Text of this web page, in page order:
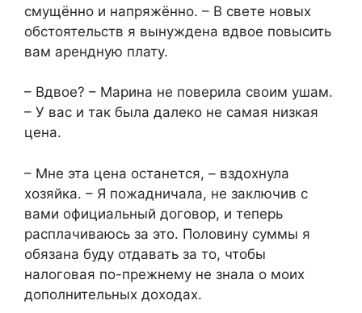
смущённо и напряжённо. – В свете новых
обстоятельств я вынуждена вдвое повысить
вам арендную плату.
– Вдвое? – Марина не поверила своим ушам.
– У вас и так была далеко не самая низкая
цена.
– Мне эта цена останется, – вздохнула
хозяйка. – Я пожадничала, не заключив с
вами официальный договор, и теперь
расплачиваюсь за это. Половину суммы я
обязана буду отдавать за то, чтобы
налоговая по-прежнему не знала о моих
дополнительных доходах.